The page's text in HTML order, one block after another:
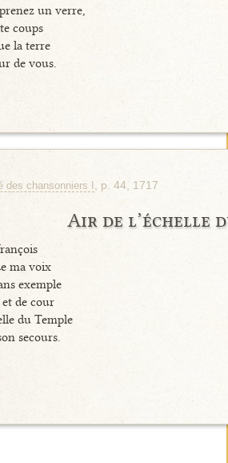
un verre,
coups
la terre
de vous.
des chansonniers I , p. 44, 1717
Air de l’échelle
ma voix
exemple
et de cour
du Temple
secours.